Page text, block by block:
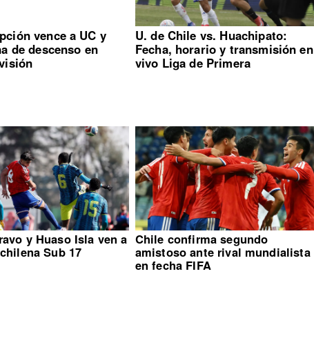
vence a UC y
de descenso en
U. de Chile vs. Huachipato:
Fecha, horario y transmisión en
vivo Liga de Primera
y Huaso Isla ven a
Sub 17
Chile confirma segundo
amistoso ante rival mundialista
en fecha FIFA